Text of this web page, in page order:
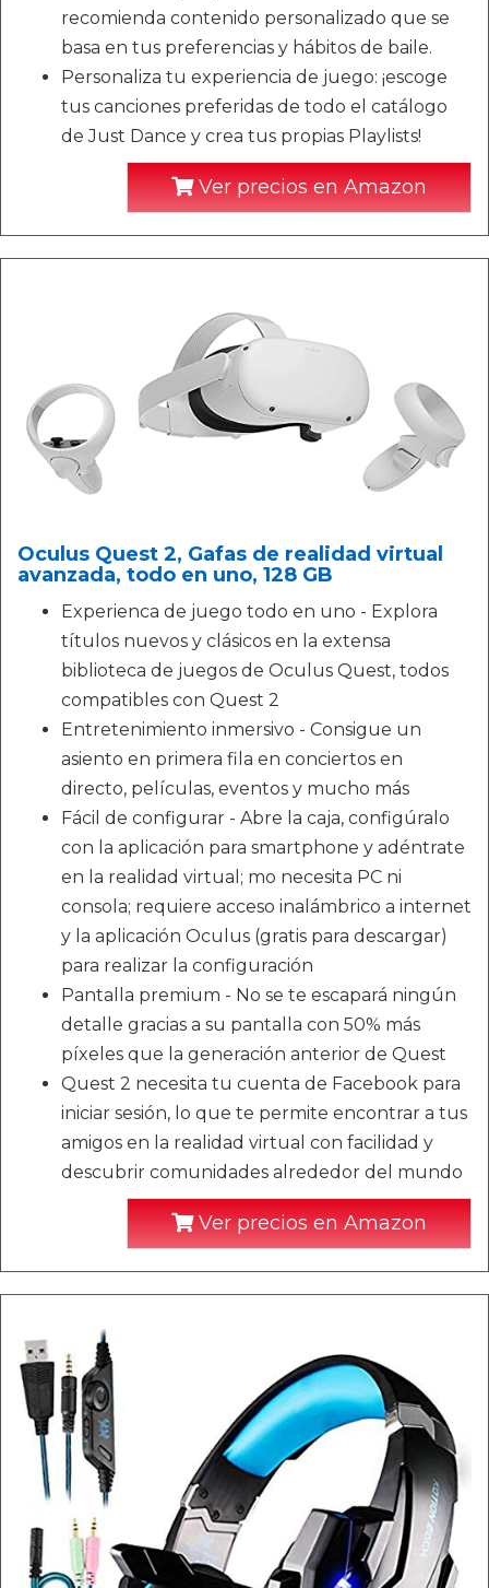
recomienda contenido personalizado que se
basa en tus preferencias y hábitos de baile.
Personaliza tu experiencia de juego: ¡escoge
tus canciones preferidas de todo el catálogo
de Just Dance y crea tus propias Playlists!
Ver precios en Amazon
Oculus Quest 2, Gafas de realidad virtual
avanzada, todo en uno, 128 GB
Experienca de juego todo en uno - Explora
títulos nuevos y clásicos en la extensa
biblioteca de juegos de Oculus Quest, todos
compatibles con Quest 2
Entretenimiento inmersivo - Consigue un
asiento en primera fila en conciertos en
directo, películas, eventos y mucho más
Fácil de configurar - Abre la caja, configúralo
con la aplicación para smartphone y adéntrate
en la realidad virtual; mo necesita PC ni
consola; requiere acceso inalámbrico a internet
y la aplicación Oculus (gratis para descargar)
para realizar la configuración
Pantalla premium - No se te escapará ningún
detalle gracias a su pantalla con 50% más
píxeles que la generación anterior de Quest
Quest 2 necesita tu cuenta de Facebook para
iniciar sesión, lo que te permite encontrar a tus
amigos en la realidad virtual con facilidad y
descubrir comunidades alrededor del mundo
Ver precios en Amazon